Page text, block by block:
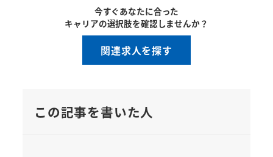
今すぐあなたに合った
キャリアの選択肢を確認しませんか？
関連求人を探す
この記事を書いた人